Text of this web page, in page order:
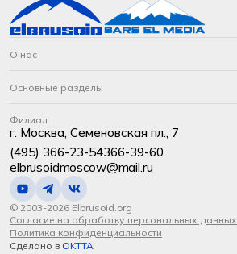
О нас
Основные разделы
Филиал
г. Москва, Семеновская пл., 7
(495) 366-23-54366-39-60
elbrusoidmoscow@mail.ru
© 2003-2026 Elbrusoid.org
Согласие на обработку персональных данных
Политика конфиденциальности
Сделано в OKTTA